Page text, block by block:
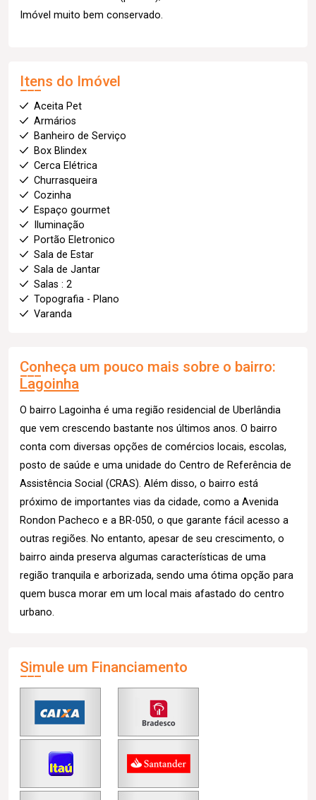
Imóvel muito bem conservado.
Itens do Imóvel
Aceita Pet
Armários
Banheiro de Serviço
Box Blindex
Cerca Elétrica
Churrasqueira
Cozinha
Espaço gourmet
Iluminação
Portão Eletronico
Sala de Estar
Sala de Jantar
Salas : 2
Topografia - Plano
Varanda
Conheça um pouco mais sobre o bairro:
Lagoinha
O bairro Lagoinha é uma região residencial de Uberlândia
que vem crescendo bastante nos últimos anos. O bairro
conta com diversas opções de comércios locais, escolas,
posto de saúde e uma unidade do Centro de Referência de
Assistência Social (CRAS). Além disso, o bairro está
próximo de importantes vias da cidade, como a Avenida
Rondon Pacheco e a BR-050, o que garante fácil acesso a
outras regiões. No entanto, apesar de seu crescimento, o
bairro ainda preserva algumas características de uma
região tranquila e arborizada, sendo uma ótima opção para
quem busca morar em um local mais afastado do centro
urbano.
Simule um Financiamento